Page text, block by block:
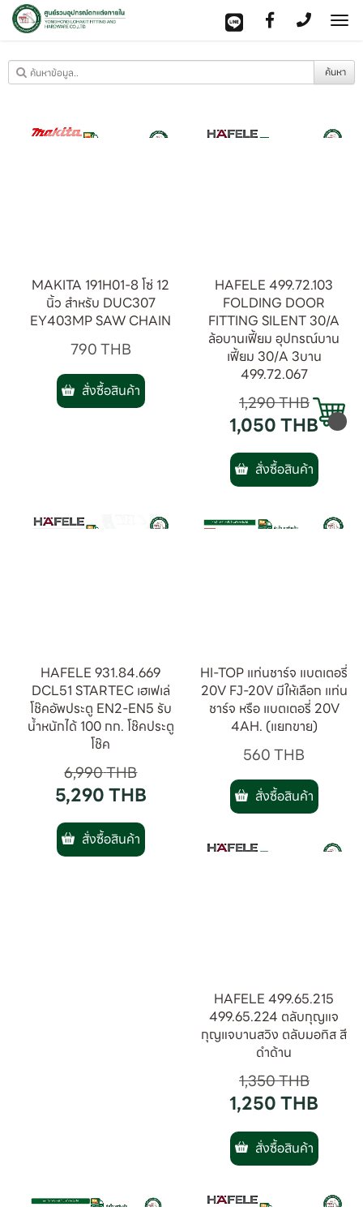
ค้นหา
MAKITA 191H01-8 โซ่ 12
นิ้ว สำหรับ DUC307
EY403MP SAW CHAIN
790THB
สั่งซื้อสินค้า
HAFELE 499.72.103
FOLDING DOOR
FITTING SILENT 30/A
ล้อบานเฟี้ยม อุปกรณ์บาน
เฟี้ยม 30/A 3บาน
499.72.067
1,290THB
1,050THB
สั่งซื้อสินค้า
HAFELE 931.84.669
DCL51 STARTEC เฮเฟเล่
โช๊คอัพประตู EN2-EN5 รับ
น้ำหนักได้ 100 กก. โช๊คประตู
โช๊ค
6,990THB
5,290THB
สั่งซื้อสินค้า
HI-TOP แท่นชาร์จ แบตเตอรี่
20V FJ-20V มีให้เลือก แท่น
ชาร์จ หรือ แบตเตอรี่ 20V
4AH. (แยกขาย)
560THB
สั่งซื้อสินค้า
HAFELE 499.65.215
499.65.224 ตลับกุญแจ
กุญแจบานสวิง ตลับมอทิส สี
ดำด้าน
1,350THB
1,250THB
สั่งซื้อสินค้า